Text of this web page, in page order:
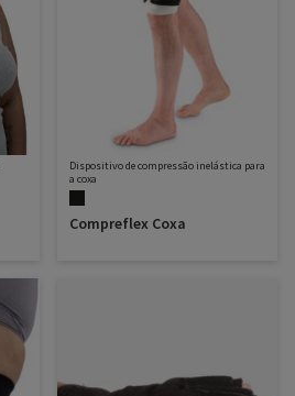
Dispositivo de compressão inelástica para
a coxa
Compreflex Coxa